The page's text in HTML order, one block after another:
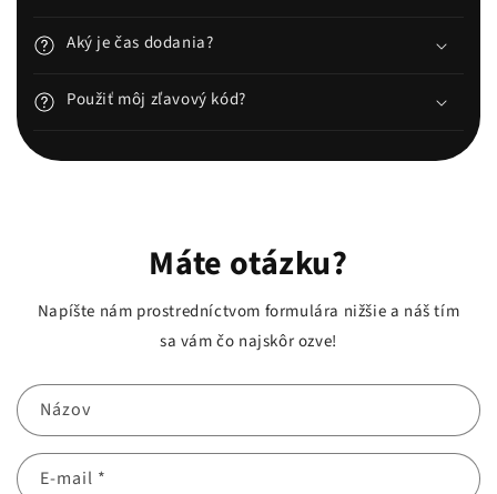
Aký je čas dodania?
Použiť môj zľavový kód?
Máte otázku?
Napíšte nám prostredníctvom formulára nižšie a náš tím
sa vám čo najskôr ozve!
Názov
E-mail *